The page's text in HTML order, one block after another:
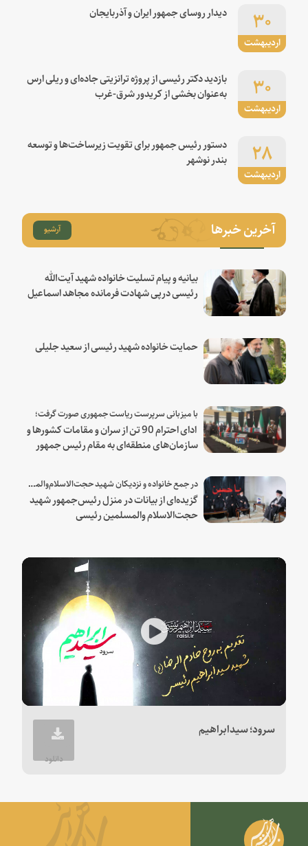
اردیبهشت
۳۰ دیدار روسای جمهور ایران و آذربایجان
اردیبهشت
۳۰
بازدید دکتر رئیسی از پروژه ترانزیتی جاده‌ای و ریلی ارس
به‌عنوان بخشی از کریدور شرق-غرب
اردیبهشت
۲۸
دستور رئیس جمهور برای تقویت زیرساخت‌ها و توسعه
بندر نوشهر
آخرین خبرها آرشیو
بیانیه و پیام تسلیت خانواده شهید آیت‌الله
رئیسی درپی شهادت فرمانده مجاهد اسماعیل
حمایت خانواده شهید رئیسی از سعید جلیلی
با میزبانی سرپرست ریاست جمهوری صورت گرفت؛
ادای احترام 90 تن از سران و مقامات کشورها و
سازمان‌های منطقه‌ای به مقام رئیس جمهور
در جمع خانواده و نزدیکان شهید حجت‌الاسلام‌والمسلمین رئیسی:
گزیده‌ای از بیانات در منزل رئیس‌جمهور شهید
حجت‌الاسلام والمسلمین رئیسی
Play
Video
سرود؛ سیدابراهیم
دانلود